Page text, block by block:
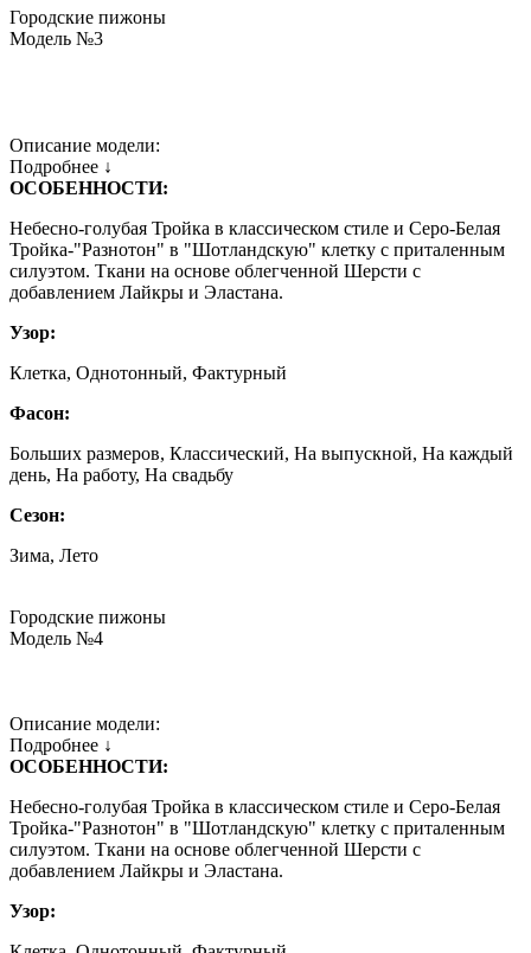
Городские пижоны
Модель №3
Описание модели:
Подробнее ↓
ОСОБЕННОСТИ:
Небесно-голубая Тройка в классическом стиле и Серо-Белая
Тройка-"Разнотон" в "Шотландскую" клетку с приталенным
силуэтом. Ткани на основе облегченной Шерсти с
добавлением Лайкры и Эластана.
Узор:
Клетка, Однотонный, Фактурный
Фасон:
Больших размеров, Классический, На выпускной, На каждый
день, На работу, На свадьбу
Сезон:
Зима, Лето
Городские пижоны
Модель №4
Описание модели:
Подробнее ↓
ОСОБЕННОСТИ:
Небесно-голубая Тройка в классическом стиле и Серо-Белая
Тройка-"Разнотон" в "Шотландскую" клетку с приталенным
силуэтом. Ткани на основе облегченной Шерсти с
добавлением Лайкры и Эластана.
Узор: